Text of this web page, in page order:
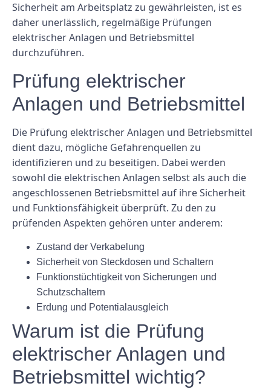
Sicherheit am Arbeitsplatz zu gewährleisten, ist es
daher unerlässlich, regelmäßige Prüfungen
elektrischer Anlagen und Betriebsmittel
durchzuführen.
Prüfung elektrischer
Anlagen und Betriebsmittel
Die Prüfung elektrischer Anlagen und Betriebsmittel
dient dazu, mögliche Gefahrenquellen zu
identifizieren und zu beseitigen. Dabei werden
sowohl die elektrischen Anlagen selbst als auch die
angeschlossenen Betriebsmittel auf ihre Sicherheit
und Funktionsfähigkeit überprüft. Zu den zu
prüfenden Aspekten gehören unter anderem:
Zustand der Verkabelung
Sicherheit von Steckdosen und Schaltern
Funktionstüchtigkeit von Sicherungen und
Schutzschaltern
Erdung und Potentialausgleich
Warum ist die Prüfung
elektrischer Anlagen und
Betriebsmittel wichtig?